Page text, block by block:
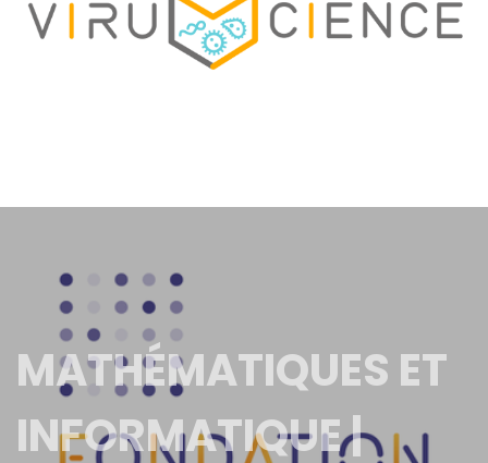
MATHÉMATIQUES ET
INFORMATIQUE |